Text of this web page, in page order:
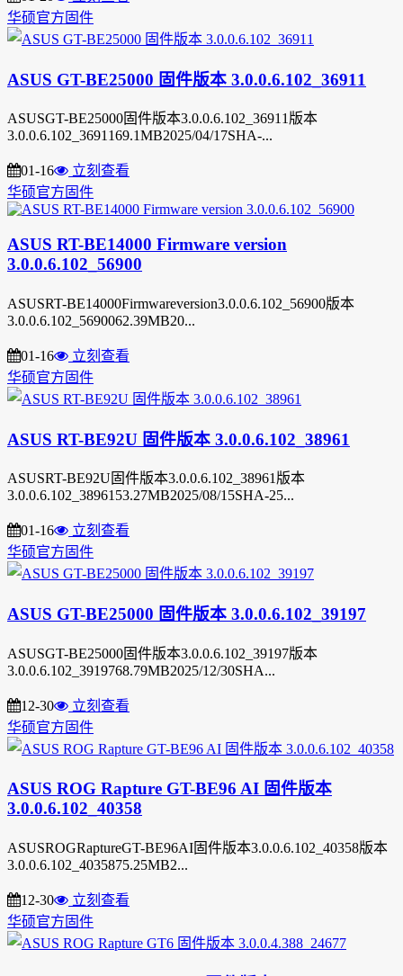
华硕官方固件
ASUS GT-BE25000 固件版本 3.0.0.6.102_36911
ASUSGT-BE25000固件版本3.0.0.6.102_36911版本
3.0.0.6.102_3691169.1MB2025/04/17SHA-...
01-16
立刻查看
华硕官方固件
ASUS RT-BE14000 Firmware version
3.0.0.6.102_56900
ASUSRT-BE14000Firmwareversion3.0.0.6.102_56900版本
3.0.0.6.102_5690062.39MB20...
01-16
立刻查看
华硕官方固件
ASUS RT-BE92U 固件版本 3.0.0.6.102_38961
ASUSRT-BE92U固件版本3.0.0.6.102_38961版本
3.0.0.6.102_3896153.27MB2025/08/15SHA-25...
01-16
立刻查看
华硕官方固件
ASUS GT-BE25000 固件版本 3.0.0.6.102_39197
ASUSGT-BE25000固件版本3.0.0.6.102_39197版本
3.0.0.6.102_3919768.79MB2025/12/30SHA...
12-30
立刻查看
华硕官方固件
ASUS ROG Rapture GT-BE96 AI 固件版本
3.0.0.6.102_40358
ASUSROGRaptureGT-BE96AI固件版本3.0.0.6.102_40358版本
3.0.0.6.102_4035875.25MB2...
12-30
立刻查看
华硕官方固件